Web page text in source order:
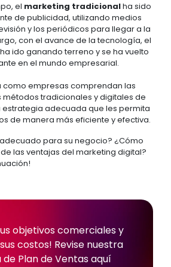
el marketing tradicionalha sido
de publicidad, utilizando medios
y los periódicos para llegar a la
con el avance de la tecnología, el
ha ido ganando terreno y se ha vuelto
en el mundo empresarial.
como empresas comprendan las
tradicionales y digitales de
estrategia adecuada que les permita
de manera más eficiente y efectiva.
para su negocio? ¿Cómo
las ventajas del marketing digital?
objetivos comerciales y
costos! Revise nuestra
Plan de Ventas aquí